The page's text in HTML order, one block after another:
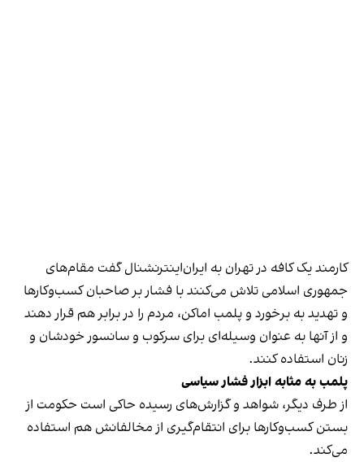
کارمند یک کافه در تهران به ایران‌اینترنشنال گفت مقام‌های
جمهوری اسلامی تلاش می‌کنند با فشار بر صاحبان کسب‌وکارها
و تهدید به برخورد و پلمب اماکن، مردم را در برابر هم قرار دهند
و از آنها به عنوان وسیله‌ای برای سرکوب و سانسور خودشان و
زنان استفاده کنند.
پلمب به مثابه ابزار فشار سیاسی
از طرف دیگر، شواهد و گزارش‌های رسیده حاکی است حکومت از
بستن کسب‌وکارها برای انتقام‌گیری از مخالفانش هم استفاده
می‌کند.